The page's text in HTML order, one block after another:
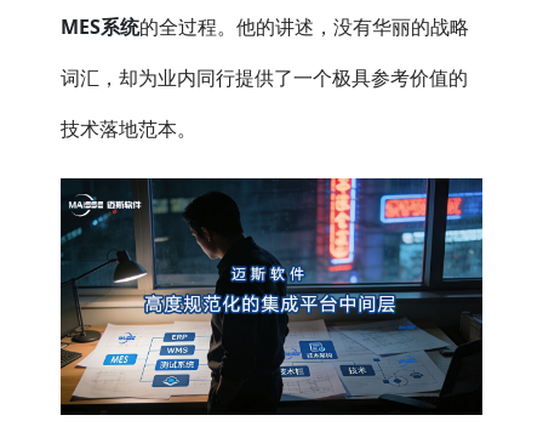
MES系统的全过程。他的讲述，没有华丽的战略
词汇，却为业内同行提供了一个极具参考价值的
技术落地范本。